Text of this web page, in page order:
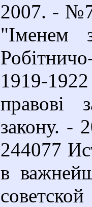
2007. -
"Іменем
1919-
правові
закону. -
244077
в